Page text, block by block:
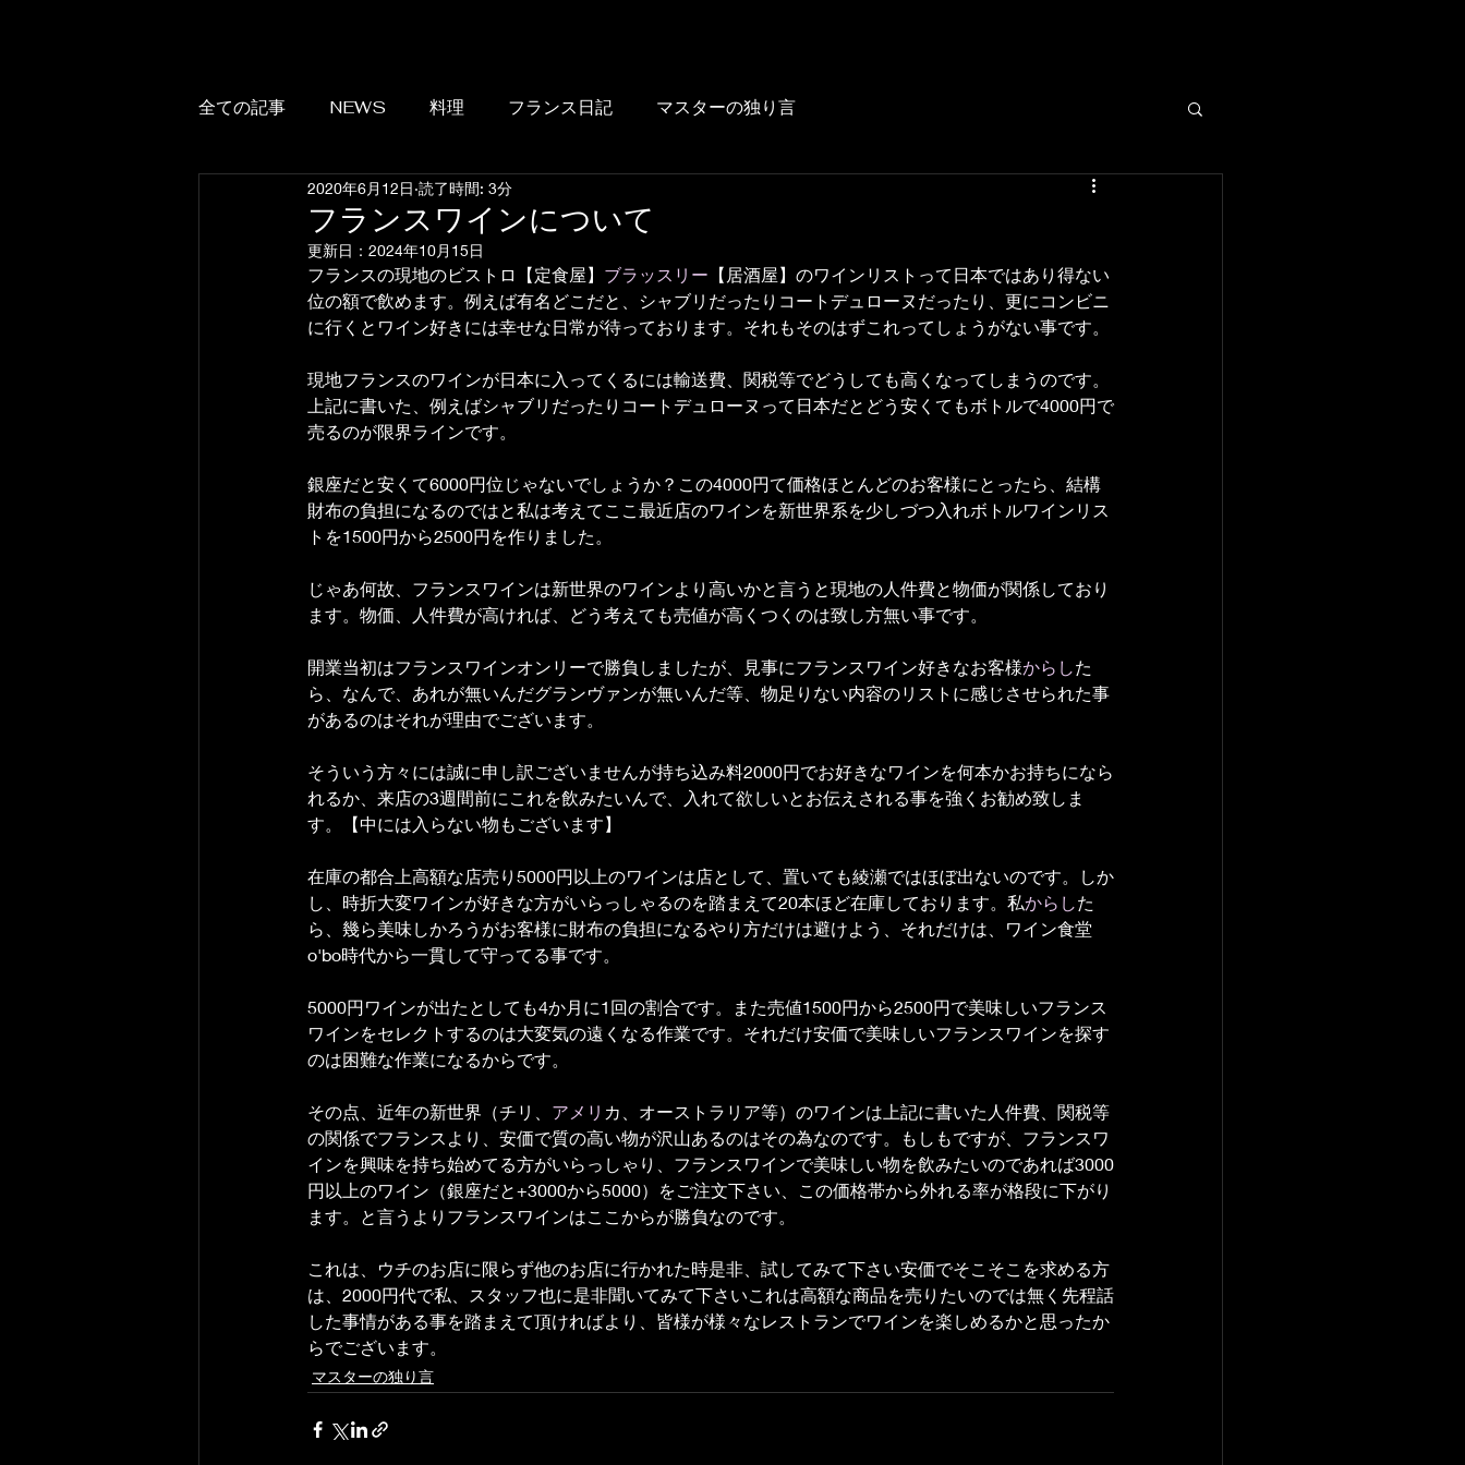
全ての記事 NEWS 料理 フランス日記 マスターの独り言
フランスワインについて
2020年6月12日 読了時間: 3分
更新日： 2024年10月15日
フランスの現地のビストロ【定食屋】 ブラッスリー 【居酒屋】のワインリストって日本ではあり得ない
位の額で飲めます。例えば有名どこだと、シャブリだったりコートデュローヌだったり、更にコンビニ
に行くとワイン好きには幸せな日常が待っております。それもそのはずこれってしょうがない事です。
現地フランスのワインが日本に入ってくるには輸送費、関税等でどうしても高くなってしまうのです。
上記に書いた、例えばシャブリだったりコートデュローヌって日本だとどう安くてもボトルで4000円で
売るのが限界ラインです。
銀座だと安くて6000円位じゃないでしょうか？この4000円て価格ほとんどのお客様にとったら、結構
財布の負担になるのではと私は考えてここ最近店のワインを新世界系を少しづつ入れボトルワインリス
トを1500円から2500円を作りました。
じゃあ何故、フランスワインは新世界のワインより高いかと言うと現地の人件費と物価が関係しており
ます。物価、人件費が高ければ、どう考えても売値が高くつくのは致し方無い事です。
開業当初はフランスワインオンリーで勝負しましたが、見事にフランスワイン好きなお客様からした
ら、なんで、あれが無いんだグランヴァンが無いんだ等、物足りない内容のリストに感じさせられた事
があるのはそれが理由でございます。
そういう方々には誠に申し訳ございませんが持ち込み料2000円でお好きなワインを何本かお持ちになら
れるか、来店の3週間前にこれを飲みたいんで、入れて欲しいとお伝えされる事を強くお勧め致しま
す。【中には入らない物もございます】
在庫の都合上高額な店売り5000円以上のワインは店として、置いても綾瀬ではほぼ出ないのです。しか
し、時折大変ワインが好きな方がいらっしゃるのを踏まえて20本ほど在庫しております。私からした
ら、幾ら美味しかろうがお客様に財布の負担になるやり方だけは避けよう、それだけは、ワイン食堂
o'bo時代から一貫して守ってる事です。
5000円ワインが出たとしても4か月に1回の割合です。また売値1500円から2500円で美味しいフランス
ワインをセレクトするのは大変気の遠くなる作業です。それだけ安価で美味しいフランスワインを探す
のは困難な作業になるからです。
その点、近年の新世界（チリ、 アメリ カ、オーストラリア等）のワインは上記に書いた人件費、関税等
の関係でフランスより、安価で質の高い物が沢山あるのはその為なのです。もしもですが、フランスワ
インを興味を持ち始めてる方がいらっしゃり、フランスワインで美味しい物を飲みたいのであれば3000
円以上のワイン（銀座だと+3000から5000）をご注文下さい、この価格帯から外れる率が格段に下がり
ます。と言うよりフランスワインはここからが勝負なのです。
これは、ウチのお店に限らず他のお店に行かれた時是非、試してみて下さい安価でそこそこを求める方
は、2000円代で私、スタッフ也に是非聞いてみて下さいこれは高額な商品を売りたいのでは無く先程話
した事情がある事を踏まえて頂ければより、皆様が様々なレストランでワインを楽しめるかと思ったか
らでございます。
マスターの独り言